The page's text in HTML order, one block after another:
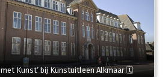
Kunst’ bij Kunstuitleen Alkmaar 🗓